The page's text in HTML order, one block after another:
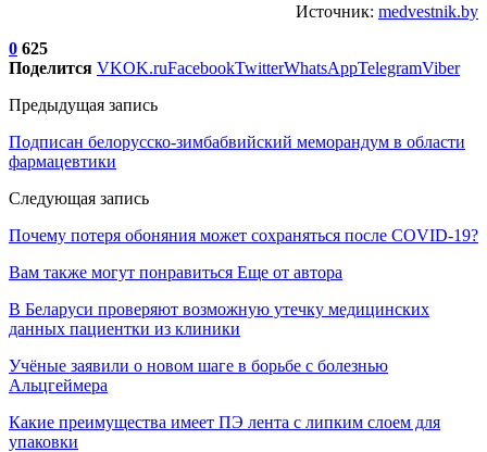
Источник: medvestnik.by
0 625
Поделится VKOK.ruFacebookTwitterWhatsAppTelegramViber
Предыдущая запись
Подписан белорусско-зимбабвийский меморандум в области
фармацевтики
Следующая запись
Почему потеря обоняния может сохраняться после COVID-19?
Вам также могут понравиться Еще от автора
В Беларуси проверяют возможную утечку медицинских
данных пациентки из клиники
Учёные заявили о новом шаге в борьбе с болезнью
Альцгеймера
Какие преимущества имеет ПЭ лента с липким слоем для
упаковки